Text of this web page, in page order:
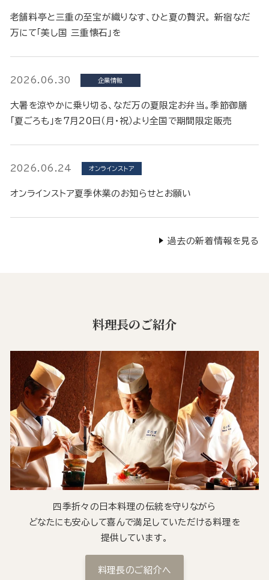
老舗料亭と三重の至宝が織りなす、ひと夏の贅沢。 新宿なだ
万にて「美し国 三重懐石」を
2026.06.30 企業情報
大暑を涼やかに乗り切る、なだ万の夏限定お弁当。季節御膳
「夏ごろも」を7月20日（月・祝）より全国で期間限定販売
2026.06.24 オンラインストア
オンラインストア夏季休業のお知らせとお願い
過去の新着情報を見る
料理長のご紹介
四季折々の日本料理の伝統を守りながら
どなたにも安心して喜んで満足していただける料理を
提供しています。
料理長のご紹介へ